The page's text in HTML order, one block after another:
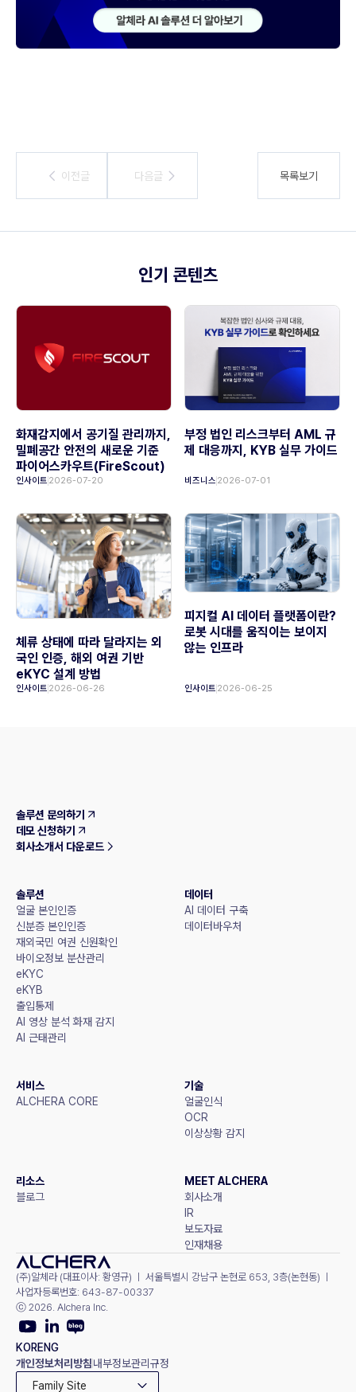
이전글
이전글 다음글
다음글 목록보기
인기 콘텐츠
화재감지에서 공기질 관리까지,
밀폐공간 안전의 새로운 기준
파이어스카우트(FireScout)
인사이트 2026-07-20
부정 법인 리스크부터 AML 규
제 대응까지, KYB 실무 가이드
비즈니스 2026-07-01
체류 상태에 따라 달라지는 외
국인 인증, 해외 여권 기반
eKYC 설계 방법
인사이트 2026-06-26
피지컬 AI 데이터 플랫폼이란?
로봇 시대를 움직이는 보이지
않는 인프라
인사이트 2026-06-25
솔루션 문의하기
데모 신청하기
회사소개서 다운로드
솔루션
얼굴 본인인증
신분증 본인인증
재외국민 여권 신원확인
바이오정보 분산관리
eKYC
eKYB
출입통제
AI 영상 분석 화재 감지
AI 근태관리
데이터
AI 데이터 구축
데이터바우처
서비스
ALCHERA CORE
기술
얼굴인식
OCR
이상상황 감지
리소스
블로그
MEET ALCHERA
회사소개
IR
보도자료
인재채용
(주)알체라 (대표이사: 황영규) ㅣ 서울특별시 강남구 논현로 653, 3층(논현동) ㅣ
사업자등록번호: 643-87-00337
ⓒ 2026. Alchera Inc.
KORENG
개인정보처리방침내부정보관리규정
Family Site